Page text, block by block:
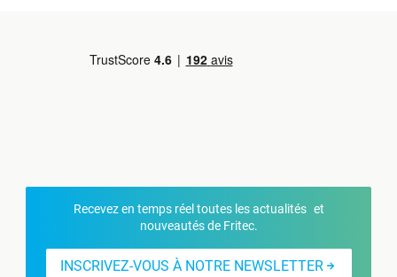
Recevez en temps réel toutes les actualités et
nouveautés de Fritec.
INSCRIVEZ-VOUS À NOTRE NEWSLETTER